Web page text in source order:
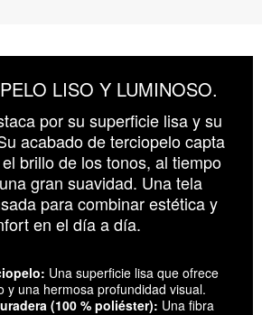
LISO Y LUMINOSO.
por su superficie lisa y su
acabado de terciopelo capta
brillo de los tonos, al tiempo
gran suavidad. Una tela
para combinar estética y
en el día a día.
Una superficie lisa que ofrece
y una hermosa profundidad visual.
(100 % poliéster): Una fibra